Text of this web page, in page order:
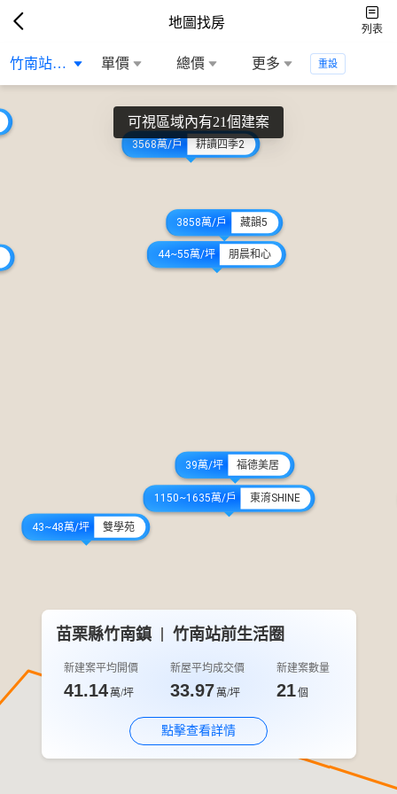
地圖找房 列表
竹南站前生活... 單價 總價 更多 重設
44~55萬/坪 朋晨和心
3858萬/戶 藏韻5
43~48萬/坪 雙學苑
39萬/坪 福德美居
1150~1635萬/戶 東淯SHINE
3568萬/戶 耕讀四季2
苗栗縣竹南鎮 竹南站前生活圈
新建案平均開價
41.14萬/坪
新屋平均成交價
33.97萬/坪
新建案數量
21個
點擊查看詳情
可視區域內有21個建案